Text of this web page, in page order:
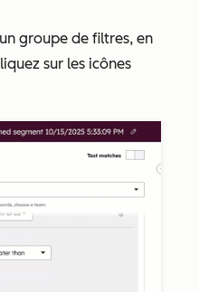
groupe de filtres, en
sur les icônes